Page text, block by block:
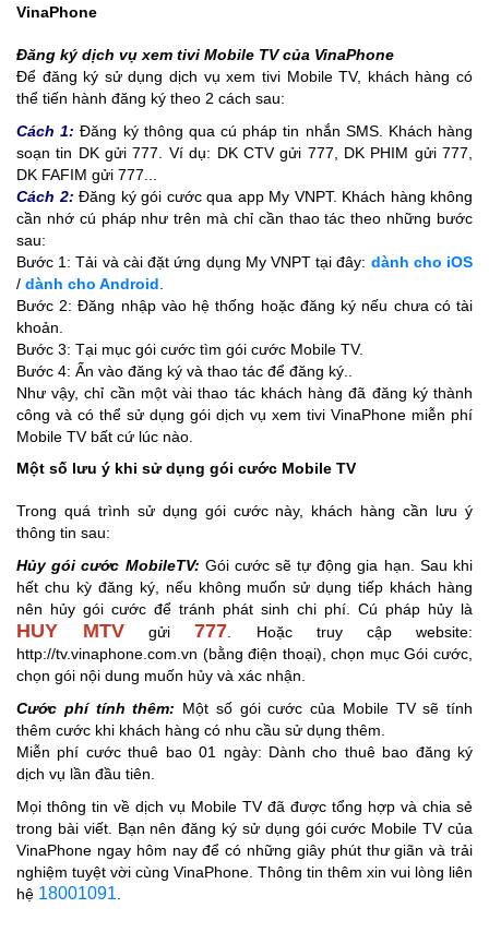
VinaPhone
Đăng ký dịch vụ xem tivi Mobile TV của VinaPhone
Để đăng ký sử dụng dịch vụ xem tivi Mobile TV, khách hàng có
thể tiến hành đăng ký theo 2 cách sau:
Cách 1: Đăng ký thông qua cú pháp tin nhắn SMS. Khách hàng
soạn tin DKgửi 777. Ví dụ: DK CTV gửi 777, DK PHIM gửi 777,
DK FAFIM gửi 777...
Cách 2: Đăng ký gói cước qua app My VNPT. Khách hàng không
cần nhớ cú pháp như trên mà chỉ cần thao tác theo những bước
sau:
Bước 1: Tải và cài đặt ứng dụng My VNPT tại đây: dành cho iOS
/ dành cho Android
Bước 2: Đăng nhập vào hệ thống hoặc đăng ký nếu chưa có tài
khoản.
Bước 3: Tại mục gói cước tìm gói cước Mobile TV.
Bước 4: Ấn vào đăng ký và thao tác để đăng ký..
Như vậy, chỉ cần một vài thao tác khách hàng đã đăng ký thành
công và có thể sử dụng gói dịch vụ xem tivi VinaPhone miễn phí
Mobile TV bất cứ lúc nào.
Một số lưu ý khi sử dụng gói cước Mobile TV
Trong quá trình sử dụng gói cước này, khách hàng cần lưu ý
thông tin sau:
Hủy gói cước MobileTV: Gói cước sẽ tự động gia hạn. Sau khi
hết chu kỳ đăng ký, nếu không muốn sử dụng tiếp khách hàng
nên hủy gói cước để tránh phát sinh chi phí. Cú pháp hủy là
HUY MTV gửi777 . Hoặc truy cập website:
http://tv.vinaphone.com.vn (bằng điện thoại), chọn mục Gói cước,
chọn gói nội dung muốn hủy và xác nhận.
Cước phí tính thêm: Một số gói cước của Mobile TV sẽ tính
thêm cước khi khách hàng có nhu cầu sử dụng thêm.
Miễn phí cước thuê bao 01 ngày: Dành cho thuê bao đăng ký
dịch vụ lần đầu tiên.
Mọi thông tin về dịch vụ Mobile TV đã được tổng hợp và chia sẻ
trong bài viết. Bạn nên đăng ký sử dụng gói cước Mobile TV của
VinaPhone ngay hôm nay để có những giây phút thư giãn và trải
nghiệm tuyệt vời cùng VinaPhone. Thông tin thêm xin vui lòng liên
hệ 18001091